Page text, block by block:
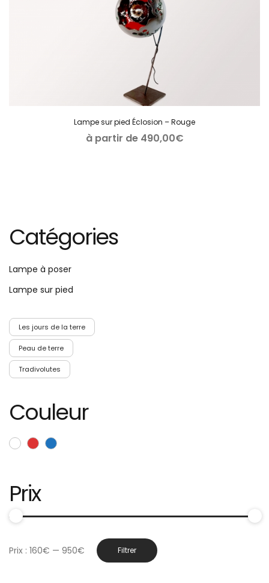
Lampe sur pied Éclosion – Rouge
à partir de 490,00€
Catégories
Lampe à poser
Lampe sur pied
Les jours de la terre
Peau de terre
Tradivolutes
Couleur
Prix
Prix
min
Prix
max
Filtrer
Prix : 160€ — 950€